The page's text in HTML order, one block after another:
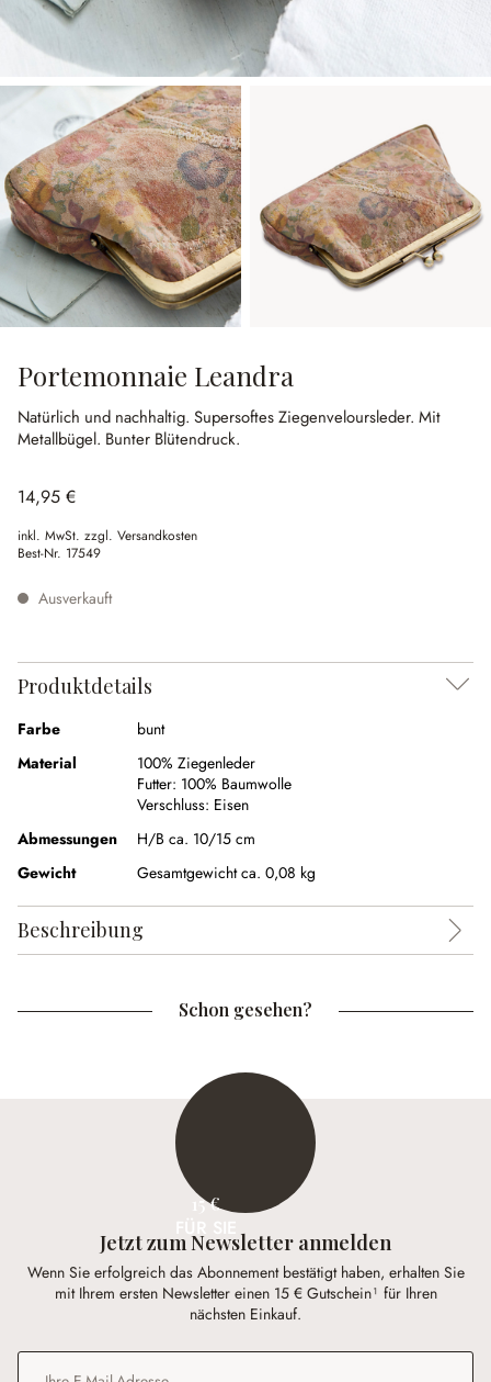
Portemonnaie Leandra
Natürlich und nachhaltig. Supersoftes Ziegenveloursleder. Mit
Metallbügel. Bunter Blütendruck.
14,95 €
inkl. MwSt. zzgl. Versandkosten
Best-Nr. 17549
Ausverkauft
Produktdetails
Farbe
bunt
Material
100% Ziegenleder
Futter: 100% Baumwolle
Verschluss: Eisen
Abmessungen
H/B ca. 10/15 cm
Gewicht
Gesamtgewicht ca. 0,08 kg
Beschreibung
Schon gesehen?
15 €
Jetzt zum Newsletter anmelden
Wenn Sie erfolgreich das Abonnement bestätigt haben, erhalten Sie
mit Ihrem ersten Newsletter einen 15 € Gutschein¹ für Ihren
nächsten Einkauf.
E-Mail-Adresse